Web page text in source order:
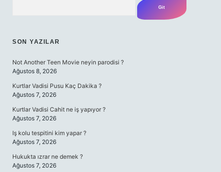
SON YAZILAR
Not Another Teen Movie neyin parodisi ?
Ağustos 8, 2026
Kurtlar Vadisi Pusu Kaç Dakika ?
Ağustos 7, 2026
Kurtlar Vadisi Cahit ne iş yapıyor ?
Ağustos 7, 2026
Iş kolu tespitini kim yapar ?
Ağustos 7, 2026
Hukukta ızrar ne demek ?
Ağustos 7, 2026